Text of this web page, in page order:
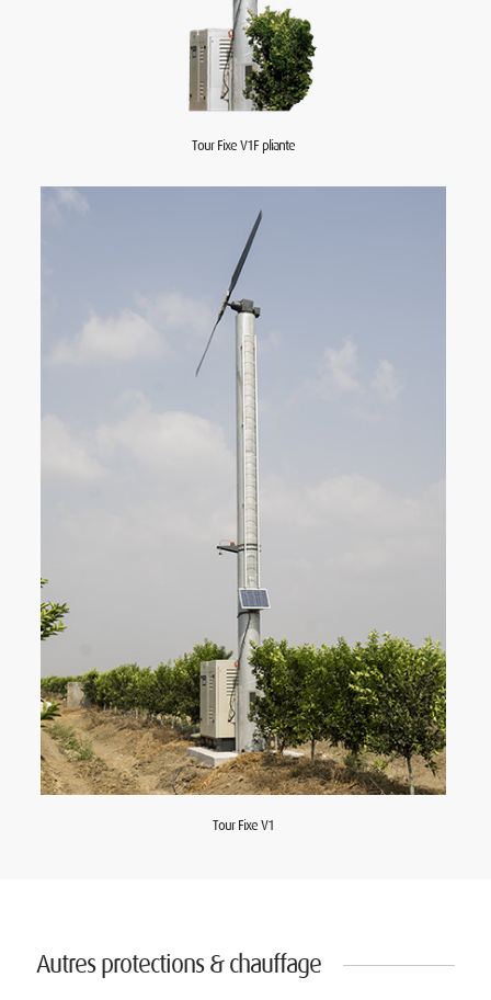
Tour Fixe V1F pliante
Tour Fixe V1
Autres protections & chauffage